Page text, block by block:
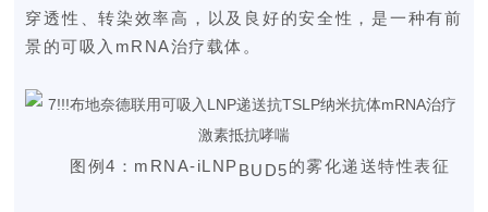
穿透性、转染效率高，以及良好的安全性，是一种有前
景的可吸入mRNA治疗载体。
图例4：mRNA-iLNPBUD5的雾化递送特性表征